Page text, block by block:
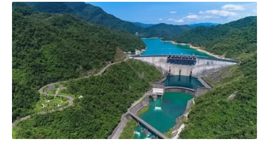
則透過媒體報導回應，僅在私人已開發完畢土地拍攝，且
已在今年7月拍完撤出。陳情接二連三 陳椒華批「罰6萬護
一生」餐廳經營實境節目「嗨！營業中2」由庹宗康、炎
亞綸等多位藝人參與演出，9月初才剛完成第二季首播。
陳椒華揭露，節目組去年開始就在農牧用地違建餐廳和民
宿，也破壞周遭山坡地保育區生態。這些行為同時違反水
土保持法、山坡地保育利用條例、森林法、區域計畫法、
建築法、農業發展條例等多項法規，但苗栗縣府至今只依
水土保持法最低標準開罰6至8萬元，陳情人多次檢舉才罰